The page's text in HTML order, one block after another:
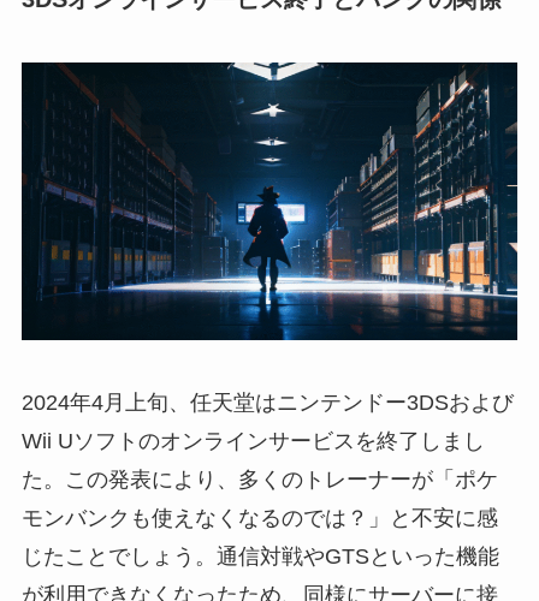
2024年4月上旬、任天堂はニンテンドー3DSおよび
Wii Uソフトのオンラインサービスを終了しまし
た。この発表により、多くのトレーナーが「ポケ
モンバンクも使えなくなるのでは？」と不安に感
じたことでしょう。通信対戦やGTSといった機能
が利用できなくなったため、同様にサーバーに接